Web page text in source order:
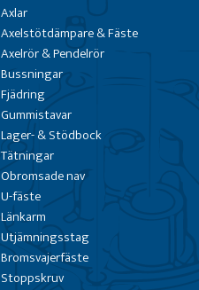
Axlar
Axelstötdämpare & Fäste
Axelrör & Pendelrör
Bussningar
Fjädring
Gummistavar
Lager- & Stödbock
Tätningar
Obromsade nav
U-fäste
Länkarm
Utjämningsstag
Bromsvajerfäste
Stoppskruv